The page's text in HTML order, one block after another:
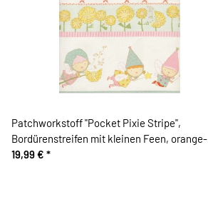
Patchworkstoff "Pocket Pixie Stripe",
Bordürenstreifen mit kleinen Feen, orange-
gelb-rosa
19,99 € *